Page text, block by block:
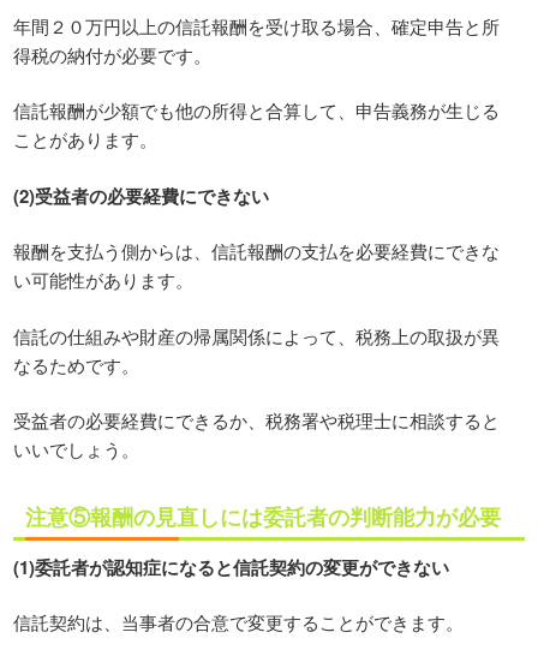
年間２０万円以上の信託報酬を受け取る場合、確定申告と所
得税の納付が必要です。
信託報酬が少額でも他の所得と合算して、申告義務が生じる
ことがあります。
(2)受益者の必要経費にできない
報酬を支払う側からは、信託報酬の支払を必要経費にできな
い可能性があります。
信託の仕組みや財産の帰属関係によって、税務上の取扱が異
なるためです。
受益者の必要経費にできるか、税務署や税理士に相談すると
いいでしょう。
注意⑤報酬の見直しには委託者の判断能力が必要
(1)委託者が認知症になると信託契約の変更ができない
信託契約は、当事者の合意で変更することができます。